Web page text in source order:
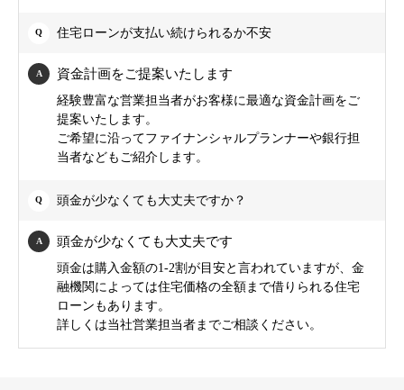
住宅ローンが支払い続けられるか不安
資金計画をご提案いたします
経験豊富な営業担当者がお客様に最適な資金計画をご
提案いたします。
ご希望に沿ってファイナンシャルプランナーや銀行担
当者などもご紹介します。
頭金が少なくても大丈夫ですか？
頭金が少なくても大丈夫です
頭金は購入金額の1-2割が目安と言われていますが、金
融機関によっては住宅価格の全額まで借りられる住宅
ローンもあります。
詳しくは当社営業担当者までご相談ください。